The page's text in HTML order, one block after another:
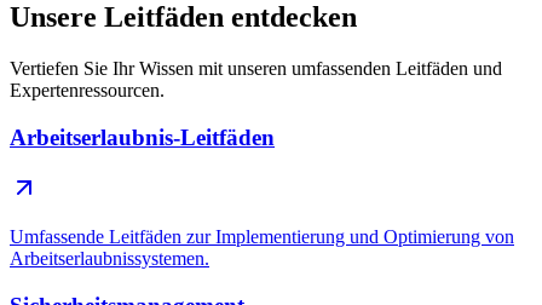
Unsere Leitfäden entdecken
Vertiefen Sie Ihr Wissen mit unseren umfassenden Leitfäden und
Expertenressourcen.
Arbeitserlaubnis-Leitfäden
Umfassende Leitfäden zur Implementierung und Optimierung von
Arbeitserlaubnissystemen.